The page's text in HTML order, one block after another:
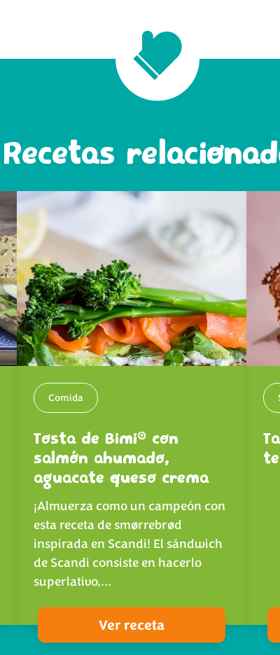
Recetas
Comida
Tosta de Bimi® con
salmón ahumado,
aguacate queso crema
¡Almuerza como un campeón con
esta receta de smørrebrød
inspirada en Scandi! El sándwich
de Scandi consiste en hacerlo
superlativo,…
Ver receta